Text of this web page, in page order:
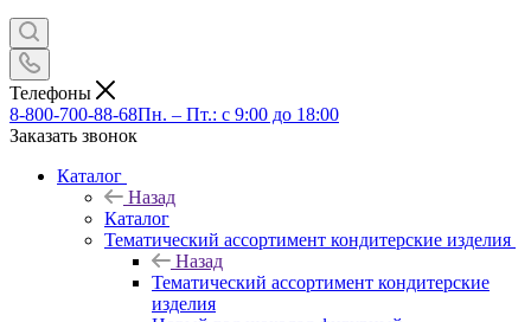
Телефоны
8-800-700-88-68Пн. – Пт.: с 9:00 до 18:00
Заказать звонок
Каталог
Назад
Каталог
Тематический ассортимент кондитерские изделия
Назад
Тематический ассортимент кондитерские
изделия